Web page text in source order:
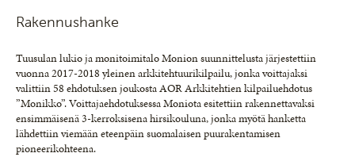
Rakennushanke
Tuusulan lukio ja monitoimitalo Monion suunnittelusta järjestettiin
vuonna 2017-2018 yleinen arkkitehtuurikilpailu, jonka voittajaksi
valittiin 58 ehdotuksen joukosta AOR Arkkitehtien kilpailuehdotus
”Monikko”. Voittajaehdotuksessa Moniota esitettiin rakennettavaksi
ensimmäisenä 3-kerroksisena hirsikouluna, jonka myötä hanketta
lähdettiin viemään eteenpäin suomalaisen puurakentamisen
pioneerikohteena.